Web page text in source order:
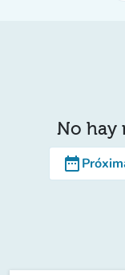
No hay
date_range